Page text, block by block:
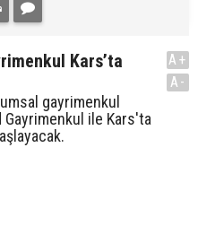
Kars’ta
gayrimenkul
ile Kars'ta
A+
A-